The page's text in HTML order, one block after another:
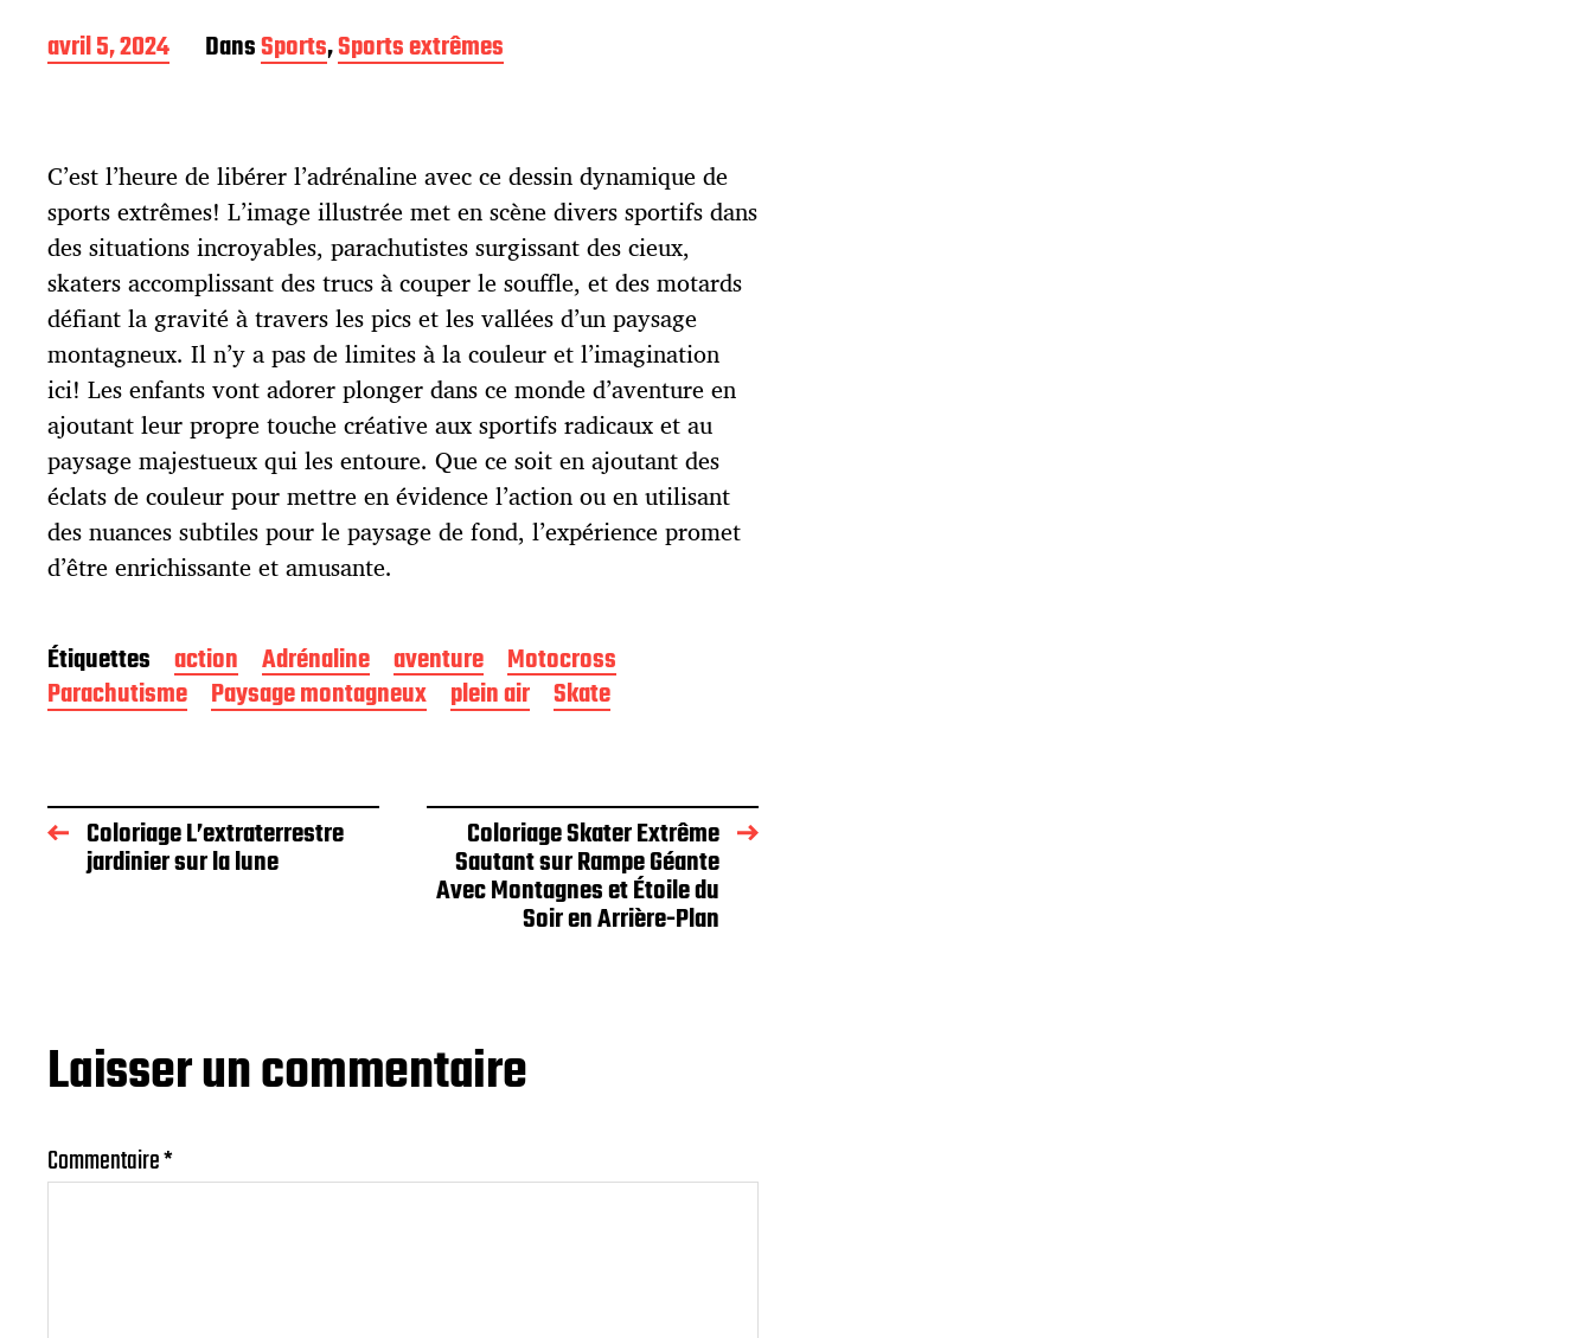
D
a
e
p
u
b
l
i
c
a
t
i
o
n
avril 5, 2024 DansSports,Sports extrêmes
C’est l’heure de libérer l’adrénaline avec ce dessin dynamique de
sports extrêmes! L’image illustrée met en scène divers sportifs dans
des situations incroyables, parachutistes surgissant des cieux,
skaters accomplissant des trucs à couper le souffle, et des motards
défiant la gravité à travers les pics et les vallées d’un paysage
montagneux. Il n’y a pas de limites à la couleur et l’imagination
ici! Les enfants vont adorer plonger dans ce monde d’aventure en
ajoutant leur propre touche créative aux sportifs radicaux et au
paysage majestueux qui les entoure. Que ce soit en ajoutant des
éclats de couleur pour mettre en évidence l’action ou en utilisant
des nuances subtiles pour le paysage de fond, l’expérience promet
d’être enrichissante et amusante.
Étiquettes action Adrénaline aventure
Motocross
Parachutisme
Paysage montagneux plein air Skate
Coloriage L’extraterrestre
jardinier sur la lune
Coloriage Skater Extrême
Sautant sur Rampe Géante
Avec Montagnes et Étoile du
Soir en Arrière-Plan
Laisser un commentaire
Commentaire*